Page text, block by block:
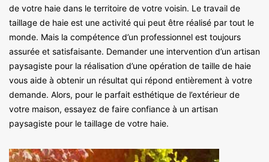
de votre haie dans le territoire de votre voisin. Le travail de
taillage de haie est une activité qui peut être réalisé par tout le
monde. Mais la compétence d’un professionnel est toujours
assurée et satisfaisante. Demander une intervention d’un artisan
paysagiste pour la réalisation d’une opération de taille de haie
vous aide à obtenir un résultat qui répond entièrement à votre
demande. Alors, pour le parfait esthétique de l’extérieur de
votre maison, essayez de faire confiance à un artisan
paysagiste pour le taillage de votre haie.